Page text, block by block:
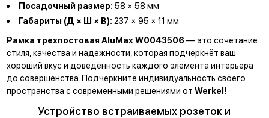
Посадочный размер:58 × 58 мм
Габариты (Д × Ш × В): 237 × 95 × 11 мм
Рамка трехпостовая AluMax W0043506 — это сочетание
стиля, качества и надежности, которая подчеркнёт ваш
хороший вкус и доведённость каждого элемента интерьера
до совершенства. Подчеркните индивидуальность своего
пространства с современными решениями от Werkel!
Устройство встраиваемых розеток и